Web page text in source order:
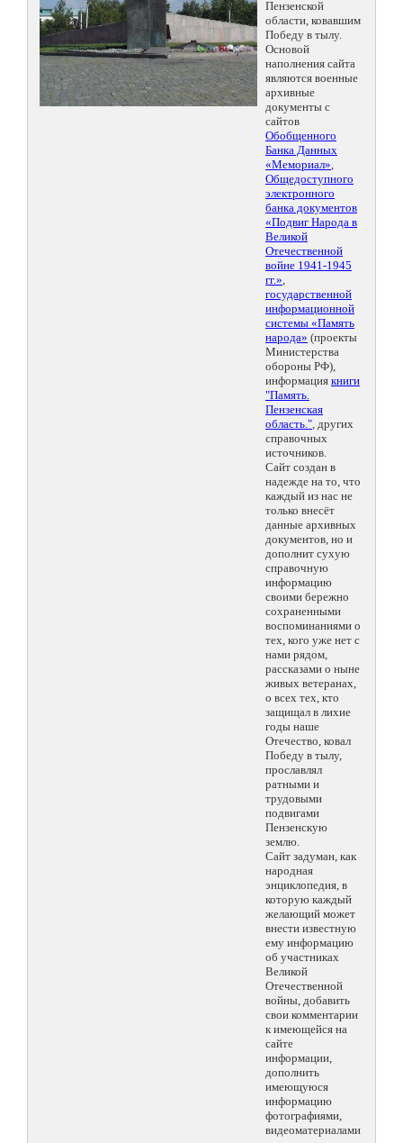
Пензенской
области, ковавшим
Победу в тылу.
Основой
наполнения сайта
являются военные
архивные
документы с
сайтов
Обобщенного
Банка Данных
«Мемориал»,
Общедоступного
электронного
банка документов
«Подвиг Народа в
Великой
Отечественной
войне 1941-1945
гг.»,
государственной
информационной
системы «Память
народа» (проекты
Министерства
обороны РФ),
информация книги
"Память.
Пензенская
область.", других
справочных
источников.
Сайт создан в
надежде на то, что
каждый из нас не
только внесёт
данные архивных
документов, но и
дополнит сухую
справочную
информацию
своими бережно
сохраненными
воспоминаниями о
тех, кого уже нет с
нами рядом,
рассказами о ныне
живых ветеранах,
о всех тех, кто
защищал в лихие
годы наше
Отечество, ковал
Победу в тылу,
прославлял
ратными и
трудовыми
подвигами
Пензенскую
землю.
Сайт задуман, как
народная
энциклопедия, в
которую каждый
желающий может
внести известную
ему информацию
об участниках
Великой
Отечественной
войны, добавить
свои комментарии
к имеющейся на
сайте
информации,
дополнить
имеющуюся
информацию
фотографиями,
видеоматериалами